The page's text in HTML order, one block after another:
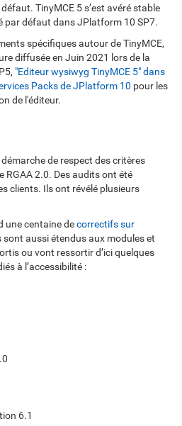
TinyMCE 5 s’est avéré stable
par défaut dans JPlatform 10 SP7.
spécifiques autour de TinyMCE,
diffusée en Juin 2021 lors de la
"Editeur wysiwyg TinyMCE 5" dans
Packs de JPlatform 10 pour les
de l'éditeur.
de respect des critères
RGAA 2.0. Des audits ont été
clients. Ils ont révélé plusieurs
une centaine decorrectifs sur
sont aussi étendus aux modules et
ou vont ressortir d’ici quelques
à l’accessibilité :
6.1